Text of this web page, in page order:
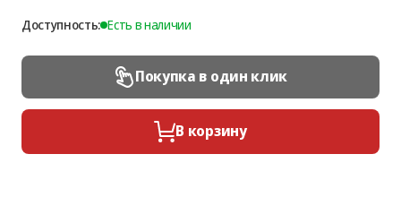
Доступность: Есть в наличии
Покупка в один клик
В корзину